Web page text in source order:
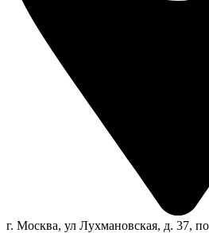
г. Москва, ул Лухмановская, д. 37,